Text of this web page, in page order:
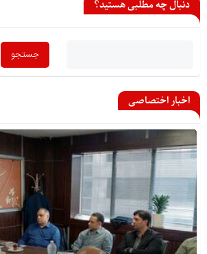
دنبال چه مطلبی هستید؟
اخبار اختصاصی